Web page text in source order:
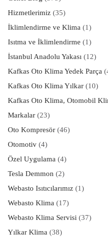
Hizmetlerimiz(35)
İklimlendirme ve Klima (1)
Isıtma ve İklimlendirme (1)
İstanbul Anadolu Yakası (12)
Kafkas Oto Klima Yedek Parça
Kafkas Oto Klima Yılkar(10)
Kafkas Oto Klima, Otomobil
Markalar(23)
Oto Kompresör(46)
Otomotiv(4)
Özel Uygulama (4)
Tesla Demmon (2)
Webasto Isıtıcılarımız(1)
Webasto Klima (17)
Webasto Klima Servisi (37)
Yılkar Klima (38)